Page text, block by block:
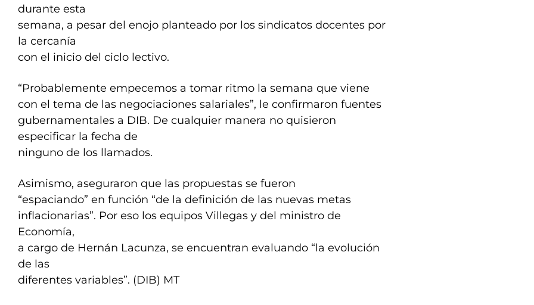
durante esta
semana, a pesar del enojo planteado por los sindicatos docentes por
la cercanía
con el inicio del ciclo lectivo.
“Probablemente empecemos a tomar ritmo la semana que viene
con el tema de las negociaciones salariales”, le confirmaron fuentes
gubernamentales a DIB. De cualquier manera no quisieron
especificar la fecha de
ninguno de los llamados.
Asimismo, aseguraron que las propuestas se fueron
“espaciando” en función “de la definición de las nuevas metas
inflacionarias”. Por eso los equipos Villegas y del ministro de
Economía,
a cargo de Hernán Lacunza, se encuentran evaluando “la evolución
de las
diferentes variables”. (DIB) MT